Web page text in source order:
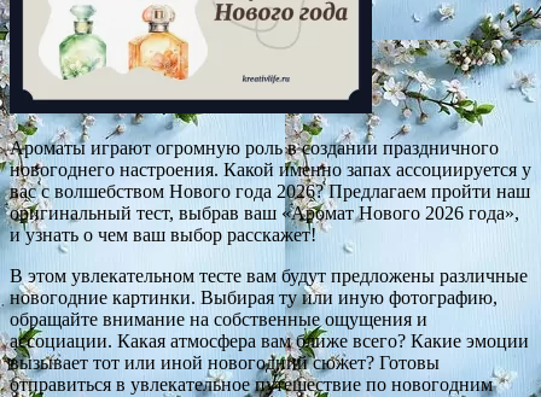
Ароматы играют огромную роль в создании праздничного
новогоднего настроения. Какой именно запах ассоциируется у
вас с волшебством Нового года 2026? Предлагаем пройти наш
оригинальный тест, выбрав ваш «Аромат Нового 2026 года»,
и узнать о чем ваш выбор расскажет!
В этом увлекательном тесте вам будут предложены различные
новогодние картинки. Выбирая ту или иную фотографию,
обращайте внимание на собственные ощущения и
ассоциации. Какая атмосфера вам ближе всего? Какие эмоции
вызывает тот или иной новогодний сюжет? Готовы
отправиться в увлекательное путешествие по новогодним